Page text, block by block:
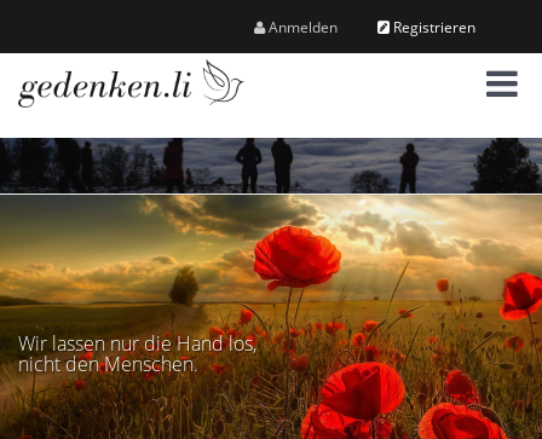
Anmelden Registrieren
M
e
n
ü
Wir lassen nur die Hand los,
nicht den Menschen.